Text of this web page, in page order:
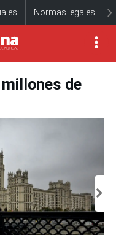
Normas legales
de